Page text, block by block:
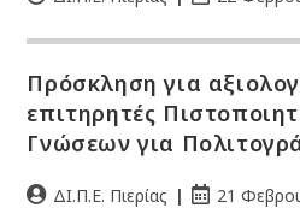
Πρόσκληση για
επιτηρητές
Γνώσεων για
ΔΙ.Π.Ε. Πιερίας 21